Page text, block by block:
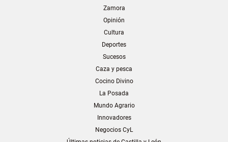
Zamora
Opinión
Cultura
Deportes
Sucesos
Caza y pesca
Cocino Divino
La Posada
Mundo Agrario
Innovadores
Negocios CyL